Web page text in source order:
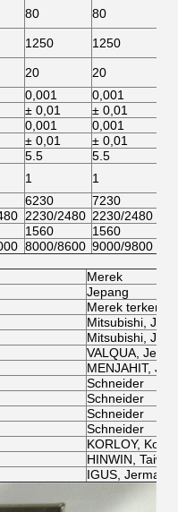
80 80
1250 1250
20 20
0,001 0,001
± 0,01 ± 0,01
0,001 0,001
± 0,01 ± 0,01
5.5 5.5
1 1
6230 7230
2230/2480 2230/2480
1560 1560
8000/8600 9000/9800
Merek
Jepang
Merek terkenal
Mitsubishi,
Mitsubishi,
VALQUA,
MENJAHIT,
Schneider
Schneider
Schneider
Schneider
KORLOY, Korea
HINWIN, Taiwan
IGUS, Jerman